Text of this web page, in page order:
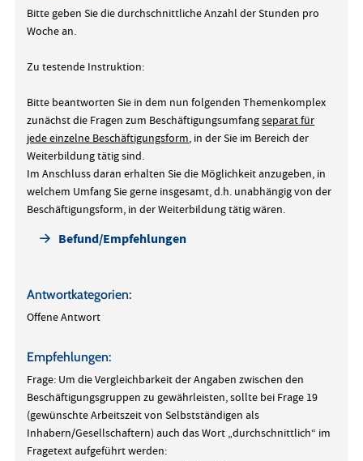
Bitte geben Sie die durchschnittliche Anzahl der Stunden pro
Woche an.
Zu testende Instruktion:
Bitte beantworten Sie in dem nun folgenden Themenkomplex
zunächst die Fragen zum Beschäftigungsumfangseparat für
jede einzelne Beschäftigungsform, in der Sie im Bereich der
Weiterbildung tätig sind.
Im Anschluss daran erhalten Sie die Möglichkeit anzugeben, in
welchem Umfang Sie gerne insgesamt, d.h. unabhängig von der
Beschäftigungsform, in der Weiterbildung tätig wären.
Befund/Empfehlungen
Antwortkategorien:
Offene Antwort
Empfehlungen:
Frage: Um die Vergleichbarkeit der Angaben zwischen den
Beschäftigungsgruppen zu gewährleisten, sollte bei Frage 19
(gewünschte Arbeitszeit von Selbstständigen als
Inhabern/Gesellschaftern) auch das Wort „durchschnittlich“ im
Fragetext aufgeführt werden: